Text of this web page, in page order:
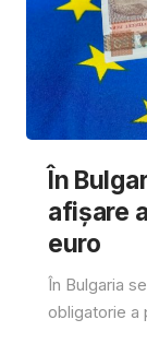
În
afișare
euro
În Bulgaria
obligatorie a